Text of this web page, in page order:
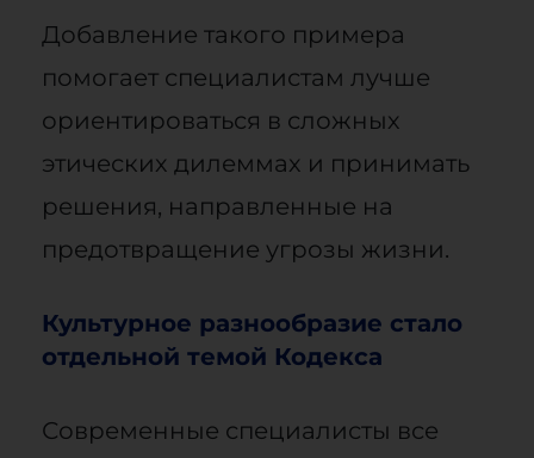
Добавление такого примера
помогает специалистам лучше
ориентироваться в сложных
этических дилеммах и принимать
решения, направленные на
предотвращение угрозы жизни.
Культурное разнообразие стало
отдельной темой Кодекса
Современные специалисты все